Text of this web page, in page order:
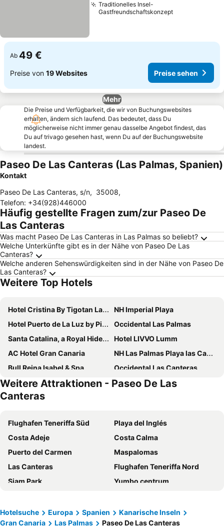
Traditionelles Insel-
Gastfreundschaftskonzept
Ab 49 €
Preise von 19 Websites Preise sehen
Mehr
Die Preise und Verfügbarkeit, die wir von Buchungswebsites
erhalten, ändern sich laufend. Das bedeutet, dass Du
möglicherweise nicht immer genau dasselbe Angebot findest, das
Du auf trivago gesehen hast, wenn Du auf der Buchungswebsite
landest.
Paseo De Las Canteras (Las Palmas, Spanien)
Kontakt
Paseo De Las Canteras, s/n, 35008,
Telefon: +34(928)446000
Häufig gestellte Fragen zum/zur Paseo De
Las Canteras
Was macht Paseo De Las Canteras in Las Palmas so beliebt?
Welche Unterkünfte gibt es in der Nähe von Paseo De Las
Canteras?
Welche anderen Sehenswürdigkeiten sind in der Nähe von Paseo De
Las Canteras?
Weitere Top Hotels
Hotel Cristina By Tigotan Las Palmas - Adults Only +16
NH Imperial Playa
Hotel Puerto de La Luz by Pierre & Vacances
Occidental Las Palmas
Santa Catalina, a Royal Hideaway Hotel
Hotel LIVVO Lumm
AC Hotel Gran Canaria
NH Las Palmas Playa las Canteras
Bull Reina Isabel & Spa
Occidental Las Canteras
AC Hotel Iberia Las Palmas
Hotel Silken Saaj Las Palmas
URBANSEA Atlanta
Exe Las Palmas
Sercotel Parque Las Palmas
HD Acuario Lifestyle
Catalina Plaza Hotel Sostenible
Hotel Concorde
URBANSEA BEX
Hotel LIVVO Fataga
VEINTIUNO Emblematic Hotels
Crisol Faycan
Boutique Hotel Cordial Malteses
Hotel LIVVO La Escarlata
Hotel Matilde by Grupo Matilde
Weitere Attraktionen - Paseo De Las
Canteras
Flughafen Teneriffa Süd
Playa del Inglés
Costa Adeje
Costa Calma
Puerto del Carmen
Maspalomas
Las Canteras
Flughafen Teneriffa Nord
Siam Park
Yumbo centrum
Jandia Strand
Flughafen Gran Canaria
Hotelsuche Europa Spanien
Kanarische Inseln
Gran Canaria
Las Palmas Paseo De Las Canteras